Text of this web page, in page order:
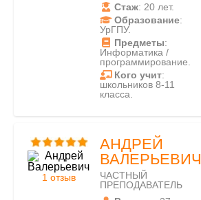
Стаж: 20 лет.
Образование:
УрГПУ.
Предметы:
Информатика /
программирование.
Кого учит:
школьников 8-11
класса.
1 отзыв
АНДРЕЙ
ВАЛЕРЬЕВИЧ
ЧАСТНЫЙ
ПРЕПОДАВАТЕЛЬ